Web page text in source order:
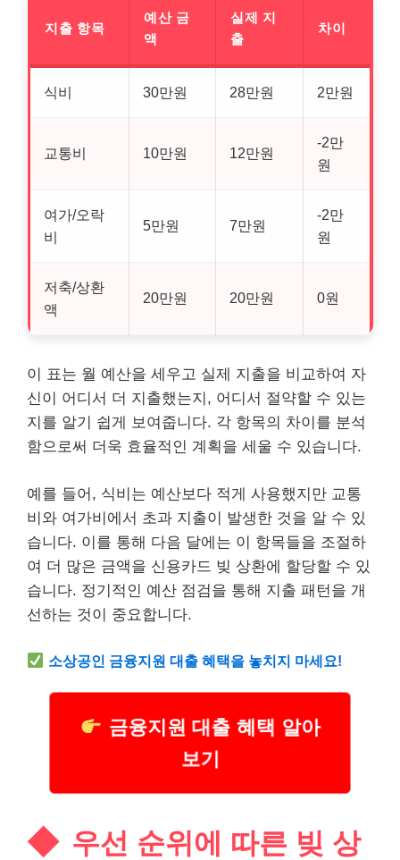
지출 항목
예산 금
액
실제 지
출
차이
식비 30만원 28만원 2만원
교통비 10만원 12만원
-2만
원
여가/오락
비
5만원 7만원
-2만
원
저축/상환
액
20만원 20만원 0원
이 표는 월 예산을 세우고 실제 지출을 비교하여 자
신이 어디서 더 지출했는지, 어디서 절약할 수 있는
지를 알기 쉽게 보여줍니다. 각 항목의 차이를 분석
함으로써 더욱 효율적인 계획을 세울 수 있습니다.
예를 들어, 식비는 예산보다 적게 사용했지만 교통
비와 여가비에서 초과 지출이 발생한 것을 알 수 있
습니다. 이를 통해 다음 달에는 이 항목들을 조절하
여 더 많은 금액을 신용카드 빚 상환에 할당할 수 있
습니다. 정기적인 예산 점검을 통해 지출 패턴을 개
선하는 것이 중요합니다.
소상공인 금융지원대출 혜택을 놓치지 마세요!
금융지원 대출 혜택 알아
보기
우선 순위에 따른 빚 상